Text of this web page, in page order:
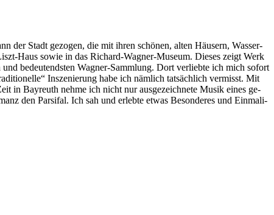
der Stadt ge­zo­gen, die mit ih­ren schö­nen, al­ten Häu­sern, Was­ser­
Haus so­wie in das Ri­chard-Wag­ner-Mu­se­um. Die­ses zeigt Werk
be­deu­tends­ten Wag­ner-Samm­lung. Dort ver­lieb­te ich mich so­fort
In­sze­nie­rung habe ich näm­lich tat­säch­lich ver­misst. Mit
in Bay­reuth neh­me ich nicht nur aus­ge­zeich­ne­te Mu­sik ei­nes ge­
den Par­si­fal. Ich sah und er­leb­te et­was Be­son­de­res und Ein­ma­li­